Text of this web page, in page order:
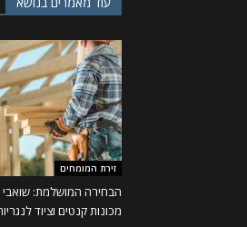
זירת המומחים
הבחירה המושלמת: שואבי
מכונות קנטים וציוד